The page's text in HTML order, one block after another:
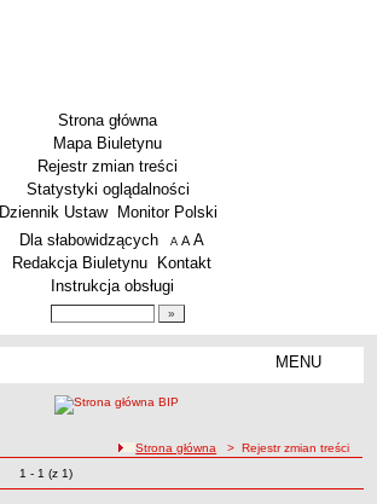
Strona główna
Mapa Biuletynu
Rejestr zmian treści
Statystyki oglądalności
Dziennik Ustaw
Monitor Polski
Menu dodatkowe
Dla słabowidzących A pomniejsz czcionkę
A standardowy rozmiar czcionki
A
Redakcja Biuletynu
Kontakt
Instrukcja obsługi
MENU
ścieżka nawigacji
Strona główna > Rejestr zmian treści
Zmiany o pozycjach
1 - 1 (z 1)